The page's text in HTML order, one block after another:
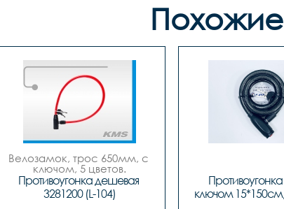
Велозамок, трос 650мм, с
ключом, 5 цветов.
Противоугонка дешевая
3281200 (L-104)
ключом